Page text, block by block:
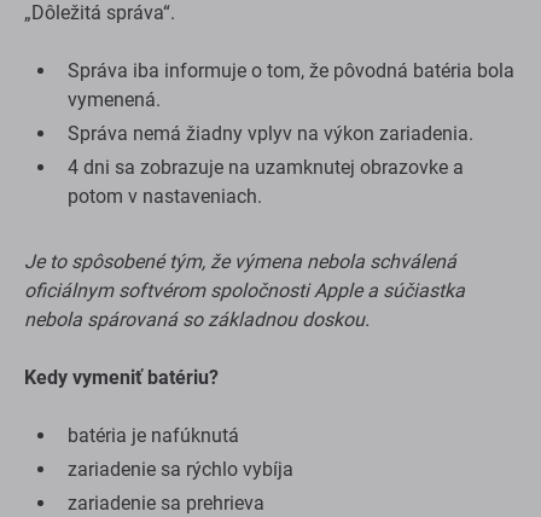
„Dôležitá správa“.
Správa iba informuje o tom, že pôvodná batéria bola
vymenená.
Správa nemá žiadny vplyv na výkon zariadenia.
4 dni sa zobrazuje na uzamknutej obrazovke a
potom v nastaveniach.
Je to spôsobené tým, že výmena nebola schválená
oficiálnym softvérom spoločnosti Apple a súčiastka
nebola spárovaná so základnou doskou.
Kedy vymeniť batériu?
batéria je nafúknutá
zariadenie sa rýchlo vybíja
zariadenie sa prehrieva